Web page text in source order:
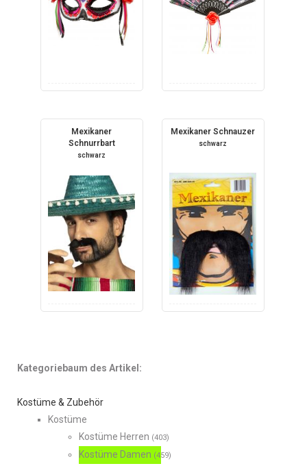
Mexikaner
Schnurrbart
schwarz
Mexikaner Schnauzer
schwarz
Kategoriebaum des Artikel:
Kostüme & Zubehör
Kostüme
Kostüme Herren (403)
Kostüme Damen (459)